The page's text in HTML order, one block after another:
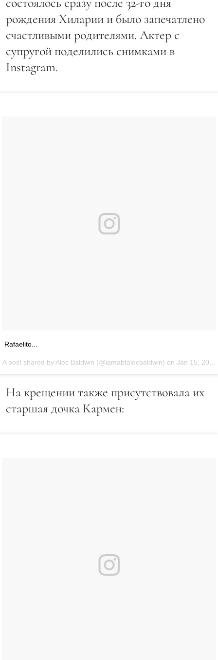
рождения Хиларии и было запечатлено
счастливыми родителями. Актер с
супругой поделились снимками в
Instagram.
Rafaelito...
A post shared by Alec Baldwin (@iamabfalecbaldwin) on Jan 15, 2016 at 7:51pm PST
На крещении также присутствовала их
старшая дочка Кармен: